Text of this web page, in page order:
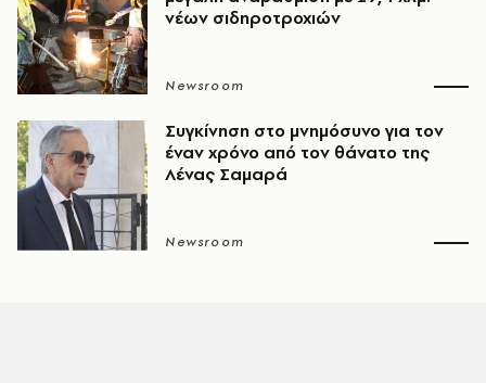
νέων σιδηροτροχιών
Newsroom
Συγκίνηση στο μνημόσυνο για τον
έναν χρόνο από τον θάνατο της
Λένας Σαμαρά
Newsroom